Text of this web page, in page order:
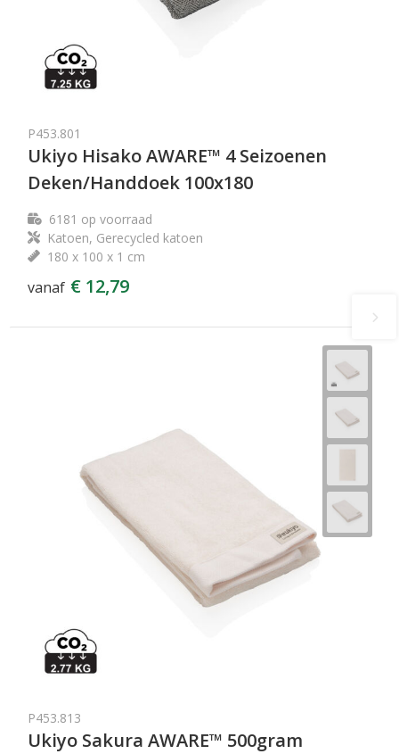
P453.801
Ukiyo Hisako AWARE™ 4 Seizoenen
Deken/Handdoek 100x180
6181 op voorraad
Katoen, Gerecycled katoen
180 x 100 x 1 cm
vanaf € 12,79
P453.813
Ukiyo Sakura AWARE™ 500gram